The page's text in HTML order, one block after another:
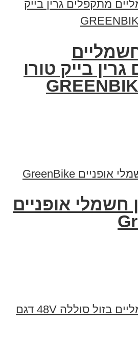
בייק טורו
חשמלי אופניים